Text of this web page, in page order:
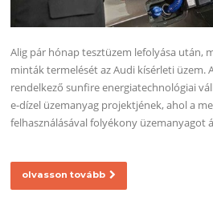
Alig pár hónap tesztüzem lefolyása után,
minták termelését az Audi kísérleti üzem.
rendelkező sunfire energiatechnológiai
e-dízel üzemanyag projektjének, ahol a
felhasználásával folyékony üzemanyagot
olvasson tovább